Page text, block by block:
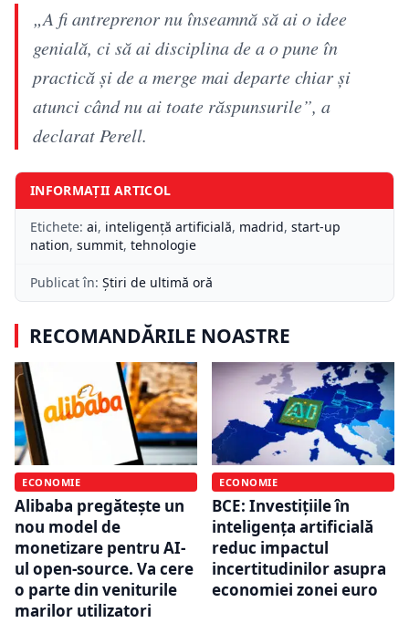
„A fi antreprenor nu înseamnă să ai o idee
genială, ci să ai disciplina de a o pune în
practică și de a merge mai departe chiar și
atunci când nu ai toate răspunsurile”, a
declarat Perell.
INFORMAȚII ARTICOL
Etichete: ai, inteligență artificială, madrid, start-up
nation, summit, tehnologie
Publicat în: Știri de ultimă oră
RECOMANDĂRILE NOASTRE
ECONOMIE
Alibaba pregătește un
nou model de
monetizare pentru AI-
ul open-source. Va cere
o parte din veniturile
marilor utilizatori
ECONOMIE
BCE: Investițiile în
inteligența artificială
reduc impactul
incertitudinilor asupra
economiei zonei euro